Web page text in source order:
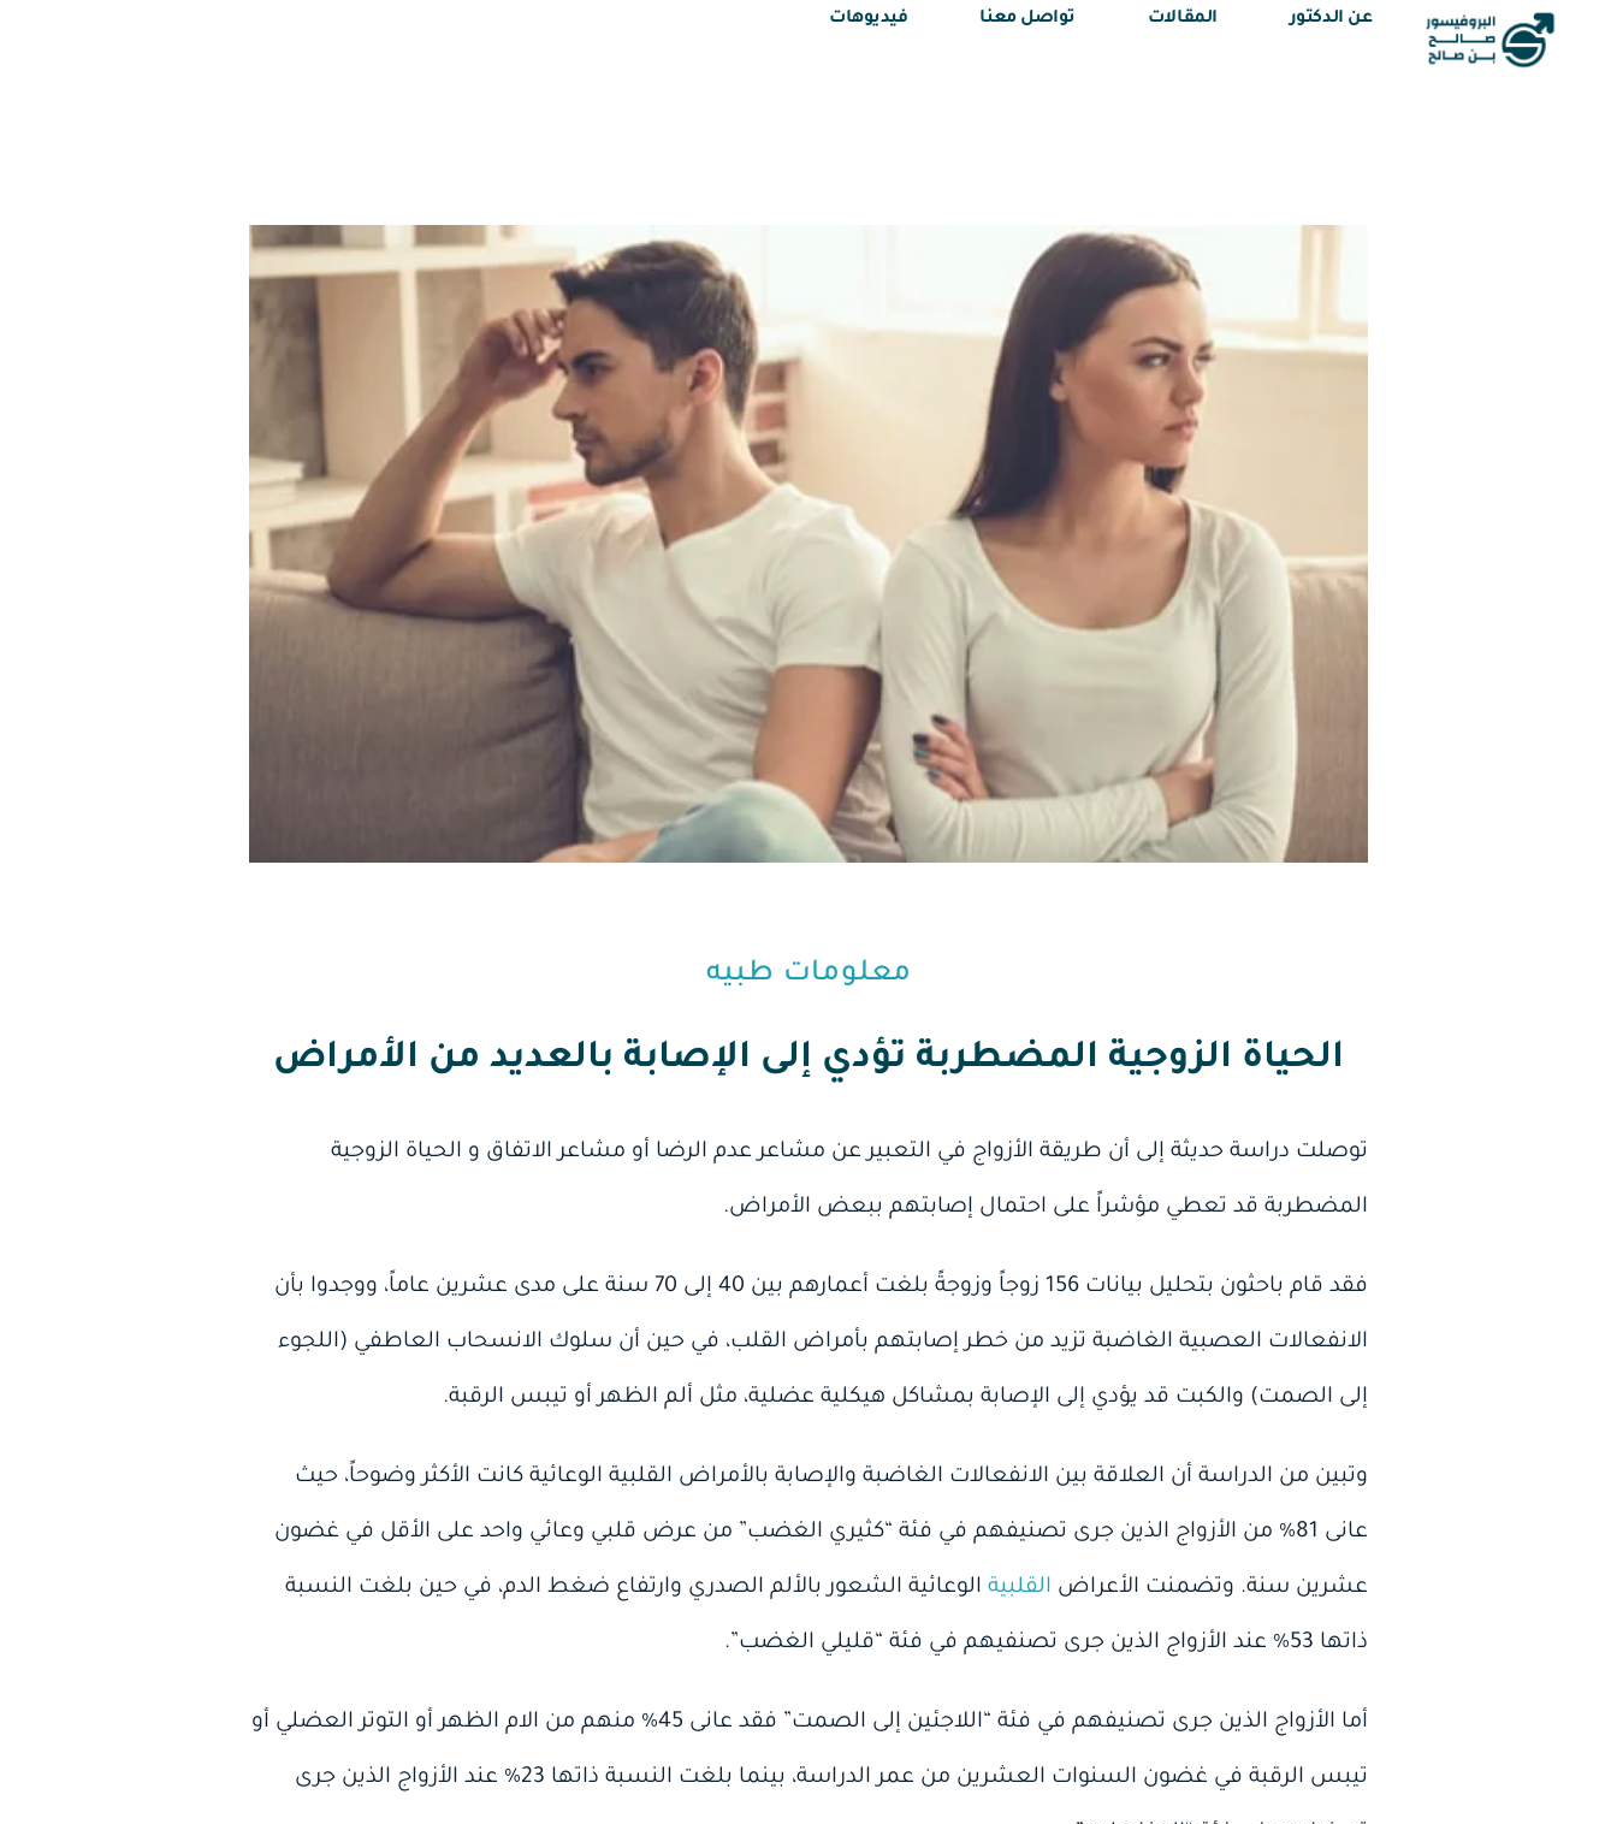
عن الدكتور المقالات تواصل معنا فيديوهات
معلومات طبيه⁩
الحياة الزوجية المضطربة تؤدي إلى الإصابة بالعديد من الأمراض
توصلت دراسة حديثة إلى أن طريقة الأزواج في التعبير عن مشاعر عدم الرضا أو مشاعر الاتفاق و الحياة الزوجية
المضطربة قد تعطي مؤشراً على احتمال إصابتهم ببعض الأمراض.
فقد قام باحثون بتحليل بيانات 156 زوجاً وزوجةً بلغت أعمارهم بين 40 إلى 70 سنة على مدى عشرين عاماً، ووجدوا بأن
الانفعالات العصبية الغاضبة تزيد من خطر إصابتهم بأمراض القلب، في حين أن سلوك الانسحاب العاطفي (اللجوء
إلى الصمت) والكبت قد يؤدي إلى الإصابة بمشاكل هيكلية عضلية، مثل ألم الظهر أو تيبس الرقبة.
وتبين من الدراسة أن العلاقة بين الانفعالات الغاضبة والإصابة بالأمراض القلبية الوعائية كانت الأكثر وضوحاً، حيث
عانى 81% من الأزواج الذين جرى تصنيفهم في فئة “كثيري الغضب” من عرض قلبي وعائي واحد على الأقل في غضون
عشرين سنة. وتضمنت الأعراض القلبية الوعائية الشعور بالألم الصدري وارتفاع ضغط الدم، في حين بلغت النسبة
ذاتها 53% عند الأزواج الذين جرى تصنفيهم في فئة “قليلي الغضب”.
أما الأزواج الذين جرى تصنيفهم في فئة “اللاجئين إلى الصمت” فقد عانى 45% منهم من الام الظهر أو التوتر العضلي أو
تيبس الرقبة في غضون السنوات العشرين من عمر الدراسة، بينما بلغت النسبة ذاتها 23% عند الأزواج الذين جرى